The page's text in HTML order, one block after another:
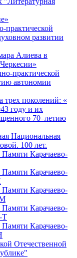
практической
развитии
Алиева в
практической
автономии
трех поколений: «
году и их
70–летию
Национальная
100 лет.
Карачаево-
Карачаево-
Карачаево-
Карачаево-
Т
Карачаево-
Отечественной